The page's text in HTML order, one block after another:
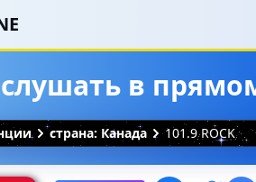
слушать в
страна: Канада 101.9 ROCK